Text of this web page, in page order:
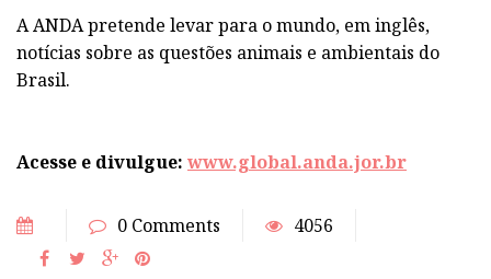
A ANDA pretende levar para o mundo, em inglês,
notícias sobre as questões animais e ambientais do
Brasil.
Acesse e divulgue: www.global.anda.jor.br
0 Comments 4056